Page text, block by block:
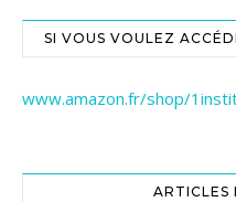
SI VOUS VOULEZ
www.amazon.fr/shop/
ARTICLES